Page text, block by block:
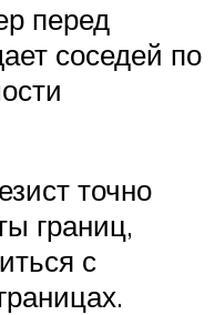
перед
соседей по
точно
границ,
с